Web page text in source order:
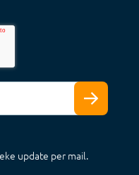
update per mail.